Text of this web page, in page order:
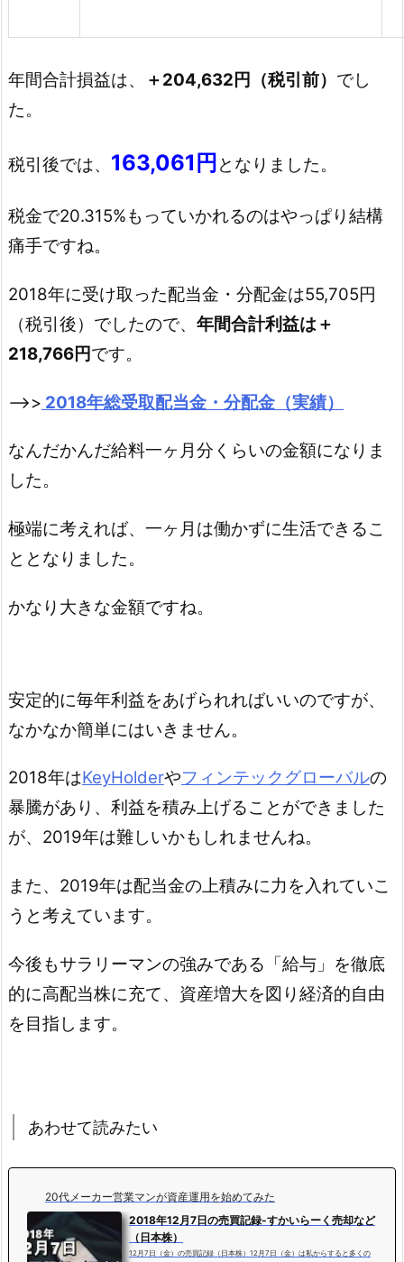
年間合計損益は、 ＋204,632円（税引前） でし
た。
税引後では、 163,061円 となりました。
税金で20.315%もっていかれるのはやっぱり結構
痛手ですね。
2018年に受け取った配当金・分配金は55,705円
（税引後）でしたので、 年間合計利益は＋
218,766円です。
–>> 2018年総受取配当金・分配金（実績）
なんだかんだ給料一ヶ月分くらいの金額になりま
した。
極端に考えれば、一ヶ月は働かずに生活できるこ
ととなりました。
かなり大きな金額ですね。
安定的に毎年利益をあげられればいいのですが、
なかなか簡単にはいきません。
2018年はKeyHolderやフィンテックグローバルの
暴騰があり、利益を積み上げることができました
が、2019年は難しいかもしれませんね。
また、2019年は配当金の上積みに力を入れていこ
うと考えています。
今後もサラリーマンの強みである「給与」を徹底
的に高配当株に充て、資産増大を図り経済的自由
を目指します。
あわせて読みたい
20代メーカー営業マンが資産運用を始めてみた
2018年12月7日の売買記録-すかいらーく売却など
（日本株）
12月7日（金）の売買記録（日本株）12月7日（金）は私からすると多くの